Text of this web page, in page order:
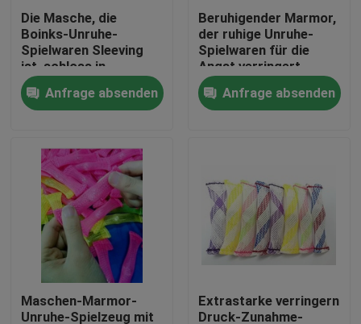
Fabrik-Ausflug
Qualitätskontrolle
Treten Sie mit uns in Verbindung
Fordern Sie ein Zitat
Flexibler PVC-Schläuche
durch Hitze schrumpfbares Rohr
Gewölbter flexible Schläuche
Die Masche, die
Boinks-Unruhe-
Spielwaren Sleeving
ist, schloss in
gesponnener Breite
des Plastik3cm ein
Anfrage absenden
Beruhigender Marmor,
der ruhige Unruhe-
Spielwaren für die
Angst verringert
Druck mit ADHD und
Autismus hält
Anfrage absenden
Maschen-Marmor-
Unruhe-Spielzeug mit
Extrastarke verringern
Druck-Zunahme-